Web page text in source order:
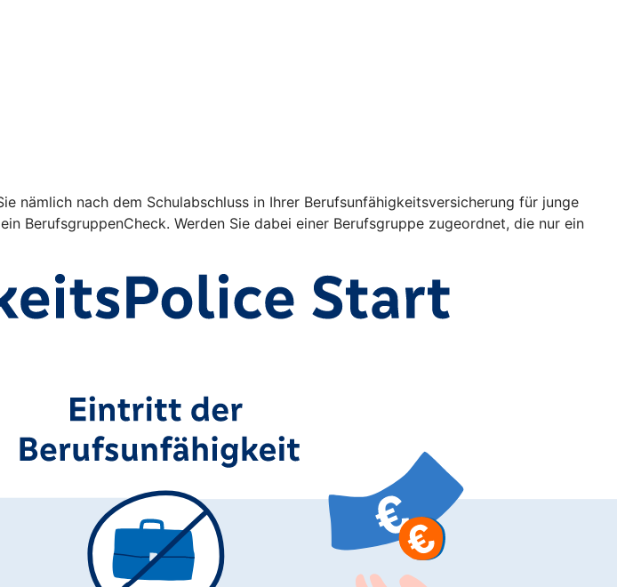
nämlich nach dem Schulabschluss in Ihrer Berufsunfähigkeitsversicherung für junge
BerufsgruppenCheck. Werden Sie dabei einer Berufsgruppe zugeordnet, die nur ein